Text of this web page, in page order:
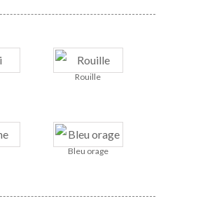
Rouille
Bleu orage